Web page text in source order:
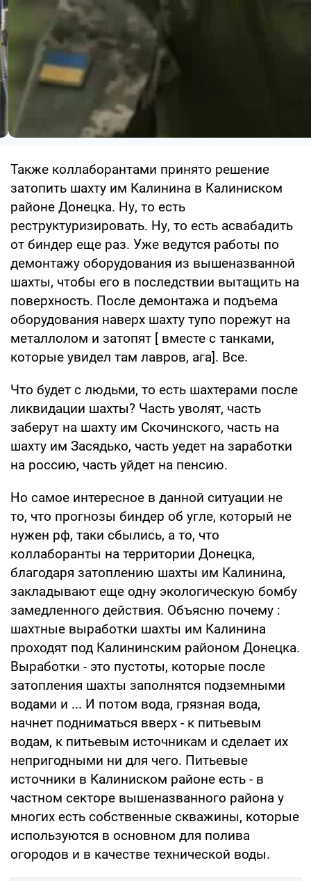
Также коллаборантами принято решение
затопить шахту им Калинина в Калиниском
районе Донецка. Ну, то есть
реструктуризировать. Ну, то есть асвабадить
от биндер еще раз. Уже ведутся работы по
демонтажу оборудования из вышеназванной
шахты, чтобы его в последствии вытащить на
поверхность. После демонтажа и подъема
оборудования наверх шахту тупо порежут на
металлолом и затопят [ вместе с танками,
которые увидел там лавров, ага]. Все.
Что будет с людьми, то есть шахтерами после
ликвидации шахты? Часть уволят, часть
заберут на шахту им Скочинского, часть на
шахту им Засядько, часть уедет на заработки
на россию, часть уйдет на пенсию.
Но самое интересное в данной ситуации не
то, что прогнозы биндер об угле, который не
нужен рф, таки сбылись, а то, что
коллаборанты на территории Донецка,
благодаря затоплению шахты им Калинина,
закладывают еще одну экологическую бомбу
замедленного действия. Объясню почему :
шахтные выработки шахты им Калинина
проходят под Калининским районом Донецка.
Выработки - это пустоты, которые после
затопления шахты заполнятся подземными
водами и ... И потом вода, грязная вода,
начнет подниматься вверх - к питьевым
водам, к питьевым источникам и сделает их
непригодными ни для чего. Питьевые
источники в Калиниском районе есть - в
частном секторе вышеназванного района у
многих есть собственные скважины, которые
используются в основном для полива
огородов и в качестве технической воды.